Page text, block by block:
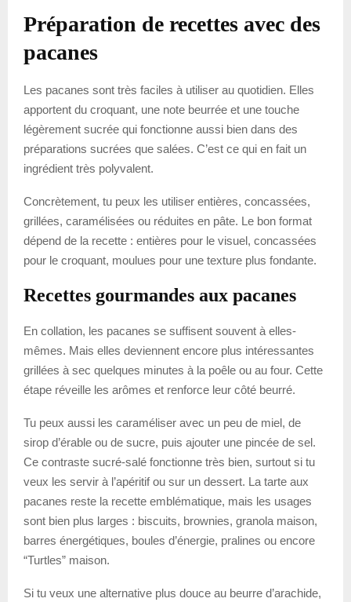
Préparation de recettes avec des
pacanes
Les pacanes sont très faciles à utiliser au quotidien. Elles
apportent du croquant, une note beurrée et une touche
légèrement sucrée qui fonctionne aussi bien dans des
préparations sucrées que salées. C’est ce qui en fait un
ingrédient très polyvalent.
Concrètement, tu peux les utiliser entières, concassées,
grillées, caramélisées ou réduites en pâte. Le bon format
dépend de la recette : entières pour le visuel, concassées
pour le croquant, moulues pour une texture plus fondante.
Recettes gourmandes aux pacanes
En collation, les pacanes se suffisent souvent à elles-
mêmes. Mais elles deviennent encore plus intéressantes
grillées à sec quelques minutes à la poêle ou au four. Cette
étape réveille les arômes et renforce leur côté beurré.
Tu peux aussi les caraméliser avec un peu de miel, de
sirop d’érable ou de sucre, puis ajouter une pincée de sel.
Ce contraste sucré-salé fonctionne très bien, surtout si tu
veux les servir à l’apéritif ou sur un dessert. La tarte aux
pacanes reste la recette emblématique, mais les usages
sont bien plus larges : biscuits, brownies, granola maison,
barres énergétiques, boules d’énergie, pralines ou encore
“Turtles” maison.
Si tu veux une alternative plus douce au beurre d’arachide,